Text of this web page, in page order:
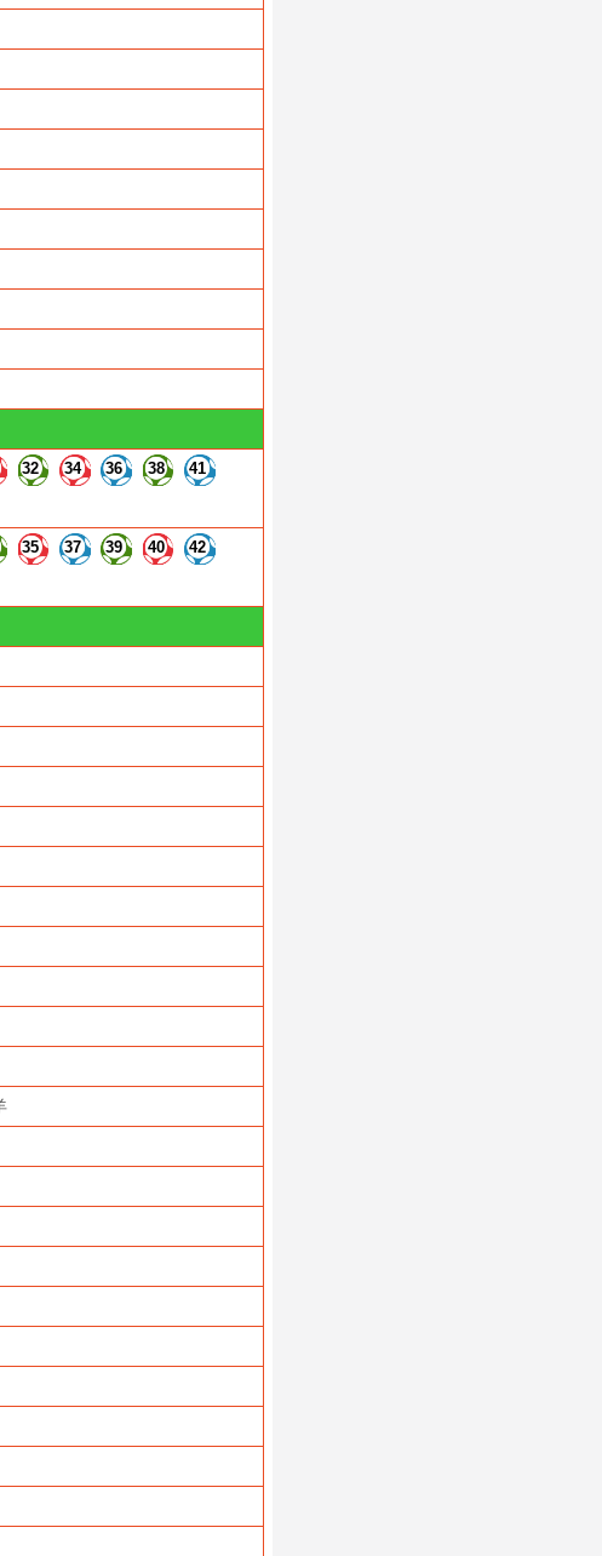
32 34 36 38 41
35 37 39 40 42